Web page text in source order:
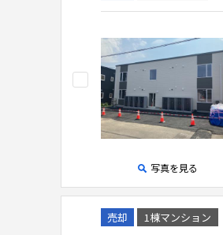
写真を見る
売却 1棟マンション